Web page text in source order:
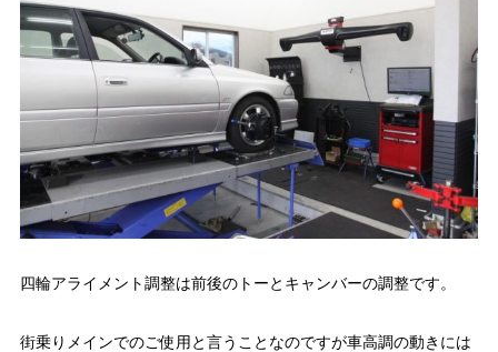
四輪アライメント調整は前後のトーとキャンバーの調整です。
街乗りメインでのご使用と言うことなのですが車高調の動きには